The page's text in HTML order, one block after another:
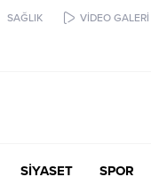
SAĞLIK VİDEO GALERİ
SİYASET SPOR